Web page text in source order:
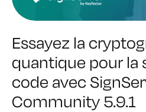
Essayez la
quantique pour la
code avec
Community 5.9.1